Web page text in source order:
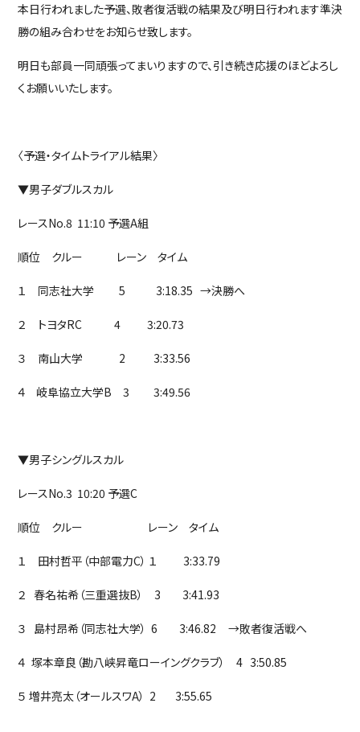
本日行われました予選、敗者復活戦の結果及び明日行われます準決
勝の組み合わせをお知らせ致します。
明日も部員一同頑張ってまいりますので、引き続き応援のほどよろし
くお願いいたします。
〈予選・タイムトライアル結果〉
▼男子ダブルスカル
レースNo.8 11:10 予選A組
順位 クルー レーン タイム
１ 同志社大学 5 3:18.35 →決勝へ
２ トヨタRC 4 3:20.73
３ 南山大学 2 3:33.56
４ 岐阜協立大学B 3 3:49.56
▼男子シングルスカル
レースNo.3 10:20 予選C
順位 クルー レーン タイム
１ 田村哲平（中部電力C） １ 3:33.79
２ 春名祐希（三重選抜B） 3 3:41.93
３ 島村昂希（同志社大学） 6 3:46.82 →敗者復活戦へ
４ 塚本章良（勘八峡昇竜ローイングクラブ） 4 3:50.85
５ 増井亮太（オールスワA） 2 3:55.65